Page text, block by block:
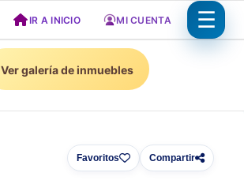
IR A INICIO MI CUENTA
Ver galería de inmuebles
Favoritos Compartir